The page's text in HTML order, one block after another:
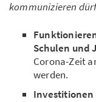
kommunizieren
Schulen und
Corona-Zeit
werden.